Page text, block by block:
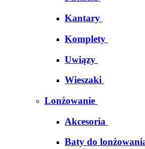
Kantary
Komplety
Uwiązy
Wieszaki
Lonżowanie
Akcesoria
Baty do